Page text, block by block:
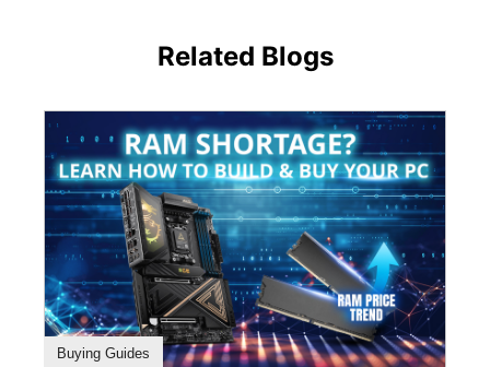
Related Blogs
Buying Guides